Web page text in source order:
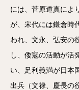
には、菅原道真によ
が、宋代には鎌倉時
われ、文永、弘安の
し、倭寇の活動が活
い、足利義満が日本
出兵（文禄、慶長の